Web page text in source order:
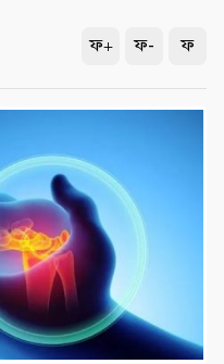
ফ+ ফ- ফ